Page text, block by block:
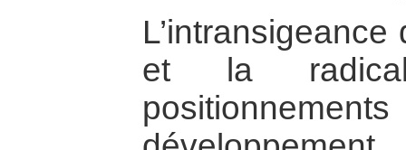
et la